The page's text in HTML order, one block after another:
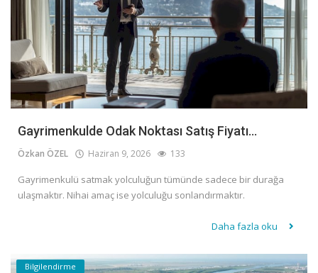
Gayrimenkulde Odak Noktası Satış Fiyatı...
Özkan ÖZEL Haziran 9, 2026 133
Gayrimenkulü satmak yolculuğun tümünde sadece bir durağa
ulaşmaktır. Nihai amaç ise yolculuğu sonlandırmaktır.
Daha fazla oku
Bilgilendirme